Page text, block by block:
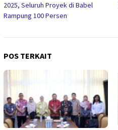
2025, Seluruh Proyek di Babel
Rampung 100 Persen
POS TERKAIT